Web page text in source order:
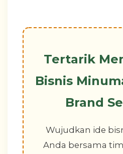
Tertarik
Bisnis
Brand
Wujudkan ide
Anda bersama